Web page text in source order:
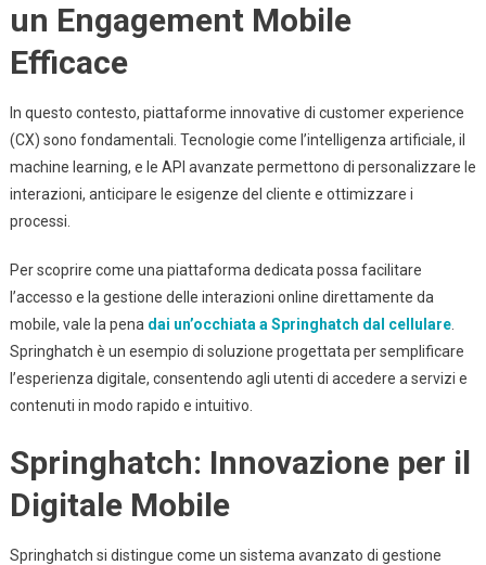
un Engagement Mobile
Efficace
In questo contesto, piattaforme innovative di customer experience
(CX) sono fondamentali. Tecnologie come l’intelligenza artificiale, il
machine learning, e le API avanzate permettono di personalizzare le
interazioni, anticipare le esigenze del cliente e ottimizzare i
processi.
Per scoprire come una piattaforma dedicata possa facilitare
l’accesso e la gestione delle interazioni online direttamente da
mobile, vale la pena dai un’occhiata a Springhatch dal cellulare.
Springhatch è un esempio di soluzione progettata per semplificare
l’esperienza digitale, consentendo agli utenti di accedere a servizi e
contenuti in modo rapido e intuitivo.
Springhatch: Innovazione per il
Digitale Mobile
Springhatch si distingue come un sistema avanzato di gestione